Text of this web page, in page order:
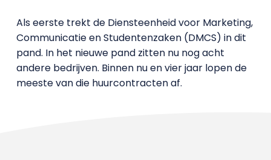
Als eerste trekt de Diensteenheid voor Marketing,
Communicatie en Studentenzaken (DMCS) in dit
pand. In het nieuwe pand zitten nu nog acht
andere bedrijven. Binnen nu en vier jaar lopen de
meeste van die huurcontracten af.